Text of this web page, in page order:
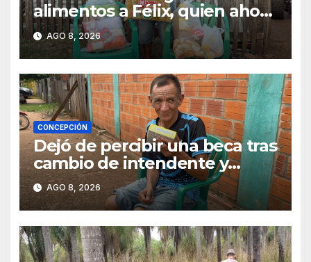
alimentos a Félix, quien ahora
vende caramelos para
subsistir
AGO 8, 2026
CONCEPCIÓN
Dejó de percibir una beca tras
cambio de intendente y
ahora vende caramelos para
subsistir
AGO 8, 2026